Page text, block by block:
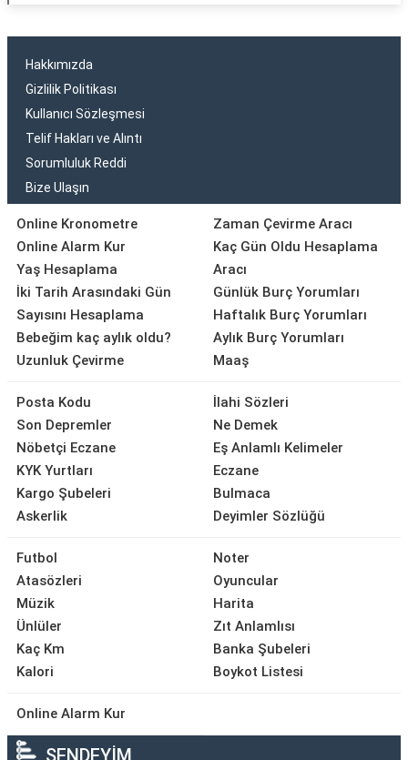
Hakkımızda
Gizlilik Politikası
Kullanıcı Sözleşmesi
Telif Hakları ve Alıntı
Sorumluluk Reddi
Bize Ulaşın
Online Kronometre
Online Alarm Kur
Yaş Hesaplama
İki Tarih Arasındaki Gün
Sayısını Hesaplama
Bebeğim kaç aylık oldu?
Uzunluk Çevirme
Zaman Çevirme Aracı
Kaç Gün Oldu Hesaplama
Aracı
Günlük Burç Yorumları
Haftalık Burç Yorumları
Aylık Burç Yorumları
Maaş
Posta Kodu
Son Depremler
Nöbetçi Eczane
KYK Yurtları
Kargo Şubeleri
Askerlik
İlahi Sözleri
Ne Demek
Eş Anlamlı Kelimeler
Eczane
Bulmaca
Deyimler Sözlüğü
Futbol
Atasözleri
Müzik
Ünlüler
Kaç Km
Kalori
Noter
Oyuncular
Harita
Zıt Anlamlısı
Banka Şubeleri
Boykot Listesi
Online Alarm Kur
SENDEYİM